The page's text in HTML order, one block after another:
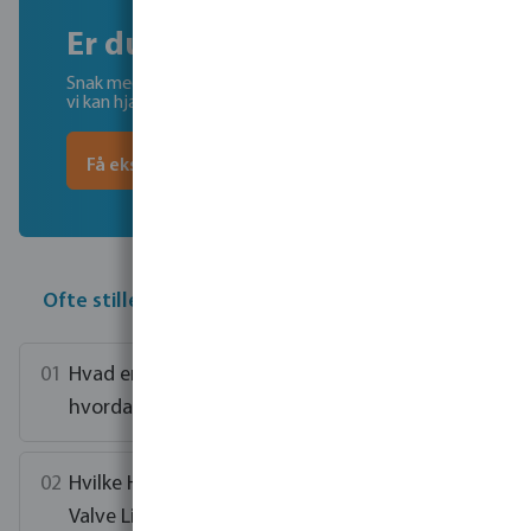
Er du klar til næste skridt?
Snak med vores eksperterne og find ud af hvordan
vi kan hjælpe dig
Få ekspertrådgivning
Ofte stillede spørgsmål
Hvad er Hunter Wireless Valve Link, og
hvordan fungerer det?
Hvilke Hunter-kontrolenheder er Wireless
Valve Link kompatibel med?